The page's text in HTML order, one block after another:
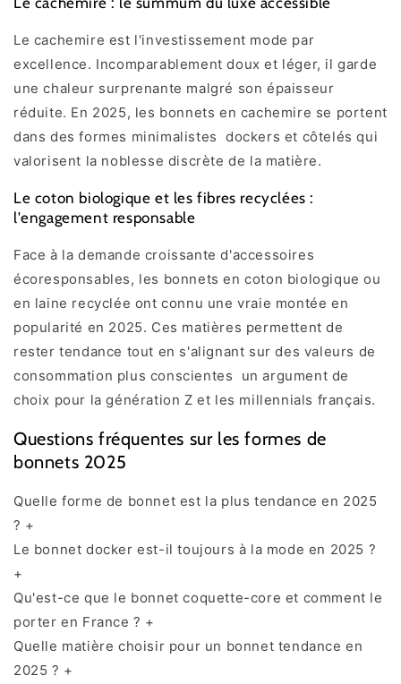
Le cachemire est l'investissement mode par
excellence. Incomparablement doux et léger, il garde
une chaleur surprenante malgré son épaisseur
réduite. En 2025, les bonnets en cachemire se portent
dans des formes minimalistes dockers et côtelés qui
valorisent la noblesse discrète de la matière.
Le coton biologique et les fibres recyclées :
l'engagement responsable
Face à la demande croissante d'accessoires
écoresponsables, les bonnets en coton biologique ou
en laine recyclée ont connu une vraie montée en
popularité en 2025. Ces matières permettent de
rester tendance tout en s'alignant sur des valeurs de
consommation plus conscientes un argument de
choix pour la génération Z et les millennials français.
Questions fréquentes sur les formes de
bonnets 2025
Quelle forme de bonnet est la plus tendance en 2025
? +
Le bonnet docker est-il toujours à la mode en 2025 ?
+
Qu'est-ce que le bonnet coquette-core et comment le
porter en France ? +
Quelle matière choisir pour un bonnet tendance en
2025 ? +